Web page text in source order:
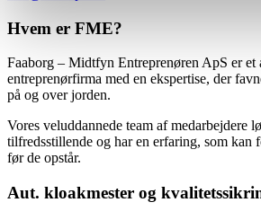
Hvem er FME?
Faaborg – Midtfyn Entreprenøren ApS er et
entreprenørfirma med en ekspertise, der
på og over jorden.
Vores veluddannede team af medarbejdere
tilfredsstillende og har en erfaring, som kan
før de opstår.
Aut. kloakmester og